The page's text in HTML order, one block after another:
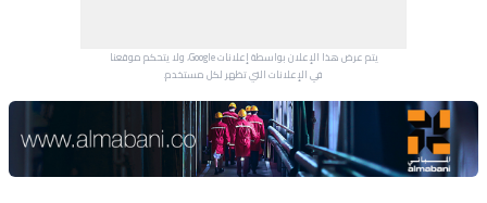
يتم عرض هذا الإعلان بواسطة إعلانات Google، ولا يتحكم موقعنا
في الإعلانات التي تظهر لكل مستخدم.
Advertisement Section